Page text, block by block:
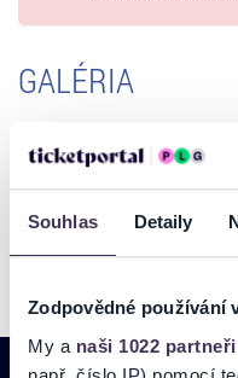
Souhlas Detaily
Zodpovědné používání
My a naši 1022 partneři
GALÉRIA